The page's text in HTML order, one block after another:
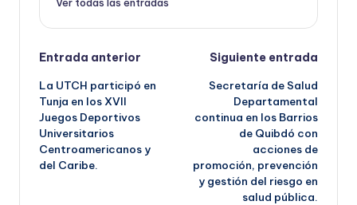
Navegación
de
entradas
Entrada anterior
La UTCH participó en
Tunja en los XVII
Juegos Deportivos
Universitarios
Centroamericanos y
del Caribe.
Siguiente entrada
Secretaría de Salud
Departamental
continua en los Barrios
de Quibdó con
acciones de
promoción, prevención
y gestión del riesgo en
salud pública.